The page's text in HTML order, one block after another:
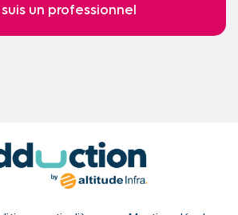
un professionnel